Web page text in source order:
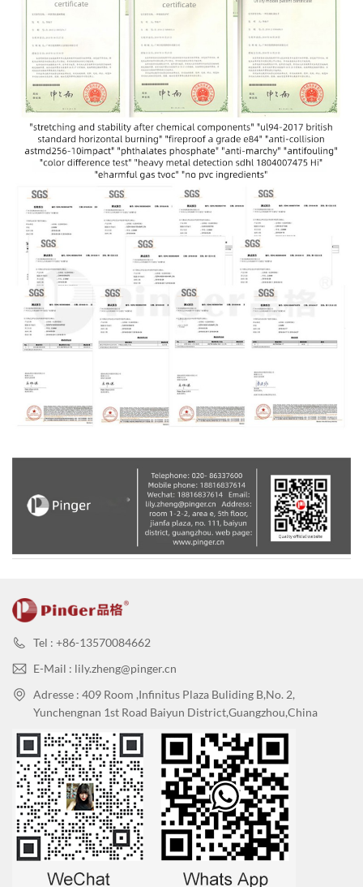
Tel : +86-13570084662
E-Mail : lily.zheng@pinger.cn
Adresse : 409 Room ,Infinitus Plaza Buliding B,No. 2,
Yunchengnan 1st Road Baiyun District,Guangzhou,China